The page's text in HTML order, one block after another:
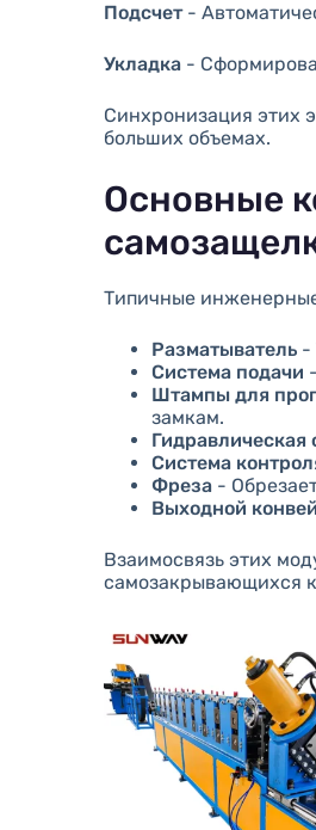
Подсчет-
Укладка -
Синхронизация этих
больших объемах.
Основные
Типичные
Разматыватель -
Система подачи
Штампы для
замкам.
Гидравлическая
Система
Фреза -
Выходной
Взаимосвязь этих
самозакрывающихся